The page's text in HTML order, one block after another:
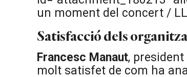
un moment del concert /
Satisfacció dels
Francesc Manaut,
molt satisfet de com ha